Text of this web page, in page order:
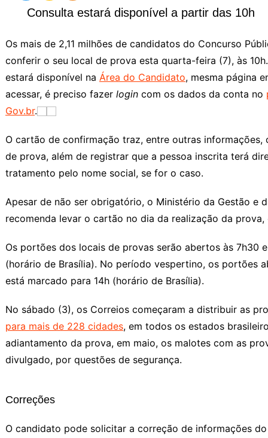
Consulta estará disponível a partir das 10h
Os mais de 2,11 milhões de candidatos do Concurso
conferir o seu local de prova esta quarta-feira (7), às
estará disponível na Área do Candidato, mesma página
acessar, é preciso fazer logincom os dados da conta no
Gov.br.
O cartão de confirmação traz, entre outras
de prova, além de registrar que a pessoa inscrita terá
tratamento pelo nome social, se for o caso.
Apesar de não ser obrigatório, o Ministério da Gestão e
recomenda levar o cartão no dia da realização da prova,
Os portões dos locais de provas serão abertos às 7h30
(horário de Brasília). No período vespertino, os portões
está marcado para 14h (horário de Brasília).
No sábado (3), os Correios começaram a distribuir as
para mais de 228 cidades, em todos os estados
adiantamento da prova, em maio, os malotes com as
divulgado, por questões de segurança.
Correções
O candidato pode solicitar a correção de informações